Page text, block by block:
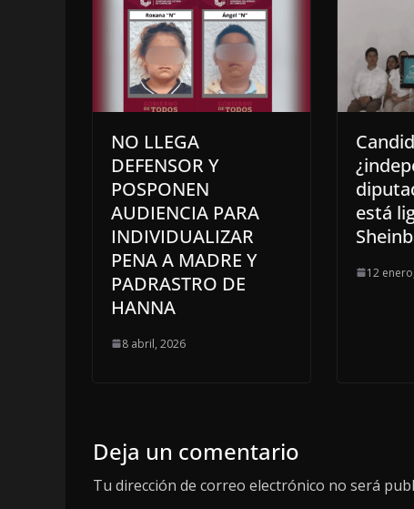
NO LLEGA
DEFENSOR Y
POSPONEN
AUDIENCIA PARA
INDIVIDUALIZAR
PENA A MADRE Y
PADRASTRO DE
HANNA
8 abril, 2026
está
12
Deja un comentario
Tu dirección de correo electrónico no será